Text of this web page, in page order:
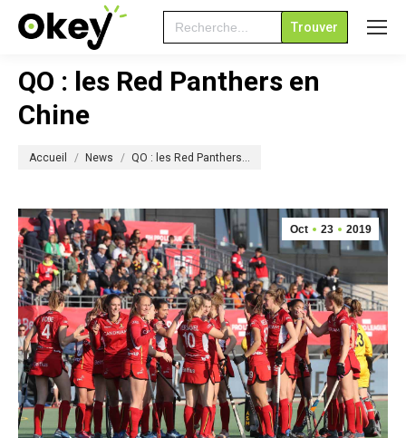
Search
for:
QO : les Red Panthers en
Chine
Accueil News QO : les Red Panthers…
Oct 23 2019